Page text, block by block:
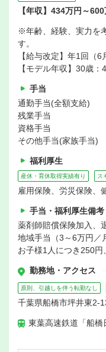
【年収】434万円～
※年齢、経験、実力を
す。
【給与改定】年1回（
【モデル年収】30歳
手当
通勤手当(全額支給)
残業手当
資格手当
その他手当(家族手当)
福利厚生
産休・育休取得実績有り ス
雇用保険、労災保険、
手当・福利厚生備考
薬剤師賠償保険加入、
地域手当（3～6万円／
お子様1人につき250円
勤務地・アクセス
原則、引越しを伴う転勤なし
千葉県船橋市坪井東2-
東葉高速鉄道「船